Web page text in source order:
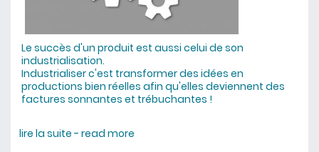
Le succès d'un produit est aussi celui de son
industrialisation.
Industrialiser c'est transformer des idées en
productions bien réelles afin qu'elles deviennent des
factures sonnantes et trébuchantes !
lire la suite - read more